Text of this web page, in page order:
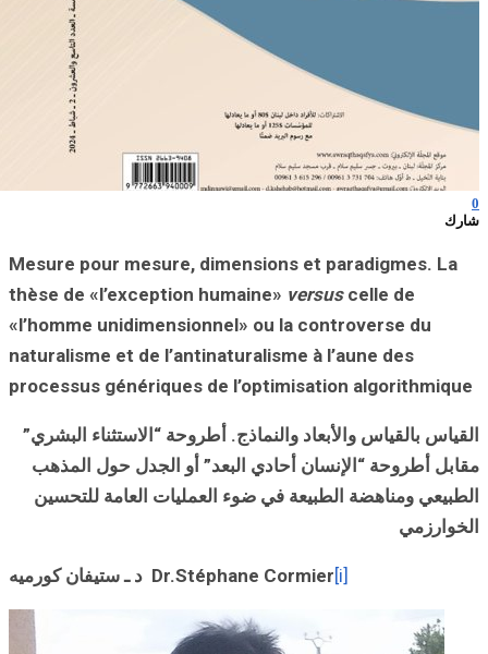
Mesure pour
thèse de
«l’homme
naturalisme et
processus
البشري”
حول المذهب
للتحسين